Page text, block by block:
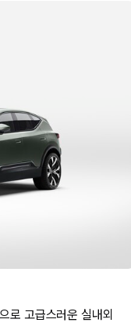
로 고급스러운 실내외